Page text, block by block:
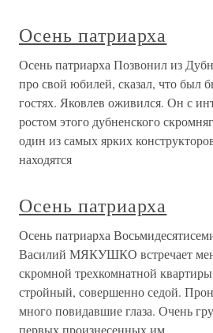
Осень патриарха
Осень патриарха Позвонил из
про свой юбилей, сказал, что был
гостях. Яковлев оживился. Он с
ростом этого дубненского
один из самых ярких
находятся
Осень патриарха
Осень патриарха
Василий МЯКУШКО встречает
скромной трехкомнатной
стройный, совершенно седой.
много повидавшие глаза. Очень
первых произнесенных им